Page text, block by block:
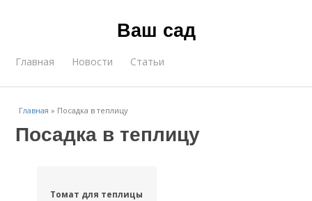
Ваш сад
Главная Новости Статьи
Главная » Посадка в теплицу
Посадка в теплицу
Томат для теплицы